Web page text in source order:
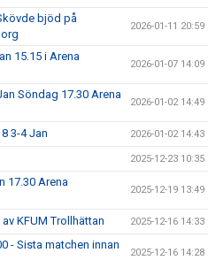
bjöd på
2026-01-11 20:59
15.15 i Arena
2026-01-07 14:09
Söndag 17.30 Arena
2026-01-02 14:49
3-4 Jan 2026-01-02 14:43
2025-12-23 10:35
17.30 Arena
2025-12-19 13:49
KFUM Trollhättan 2025-12-16 14:33
- Sista matchen innan
2025-12-16 14:28